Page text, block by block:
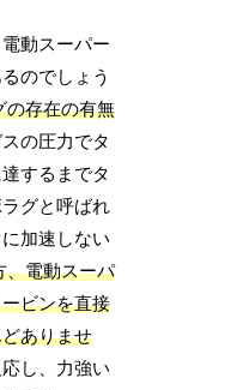
動スーパー
のでしょう
の存在の有無
の圧力でタ
するまでタ
グと呼ばれ
加速しない
、電動スーパ
ビンを直接
ありませ
し、力強い